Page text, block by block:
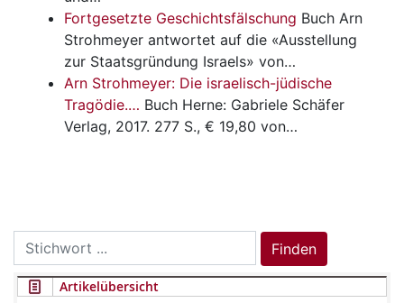
Fortgesetzte Geschichtsfälschung Buch Arn
Strohmeyer antwortet auf die «Ausstellung
zur Staatsgründung Israels» von…
Arn Strohmeyer: Die israelisch-jüdische
Tragödie.… Buch Herne: Gabriele Schäfer
Verlag, 2017. 277 S., € 19,80 von…
Search
for:
Finden
Artikelübersicht